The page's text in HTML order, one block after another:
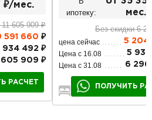
₽/мес.
605 909 ₽
591 660 ₽
934 492 ₽
605 909 ₽
РАСЧЕТ
ипотеку:
мес.
Без скидки 6
цена сейчас 5 204
Цена с 16.08 5
Цена с 31.08 6 296
2 2
ПОЛУЧИТЬ